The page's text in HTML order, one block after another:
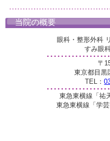
当院の概要
眼科・整形外科
すみ眼
〒
東京都目黒
TEL：
東急東横線「祐
東急東横線「学